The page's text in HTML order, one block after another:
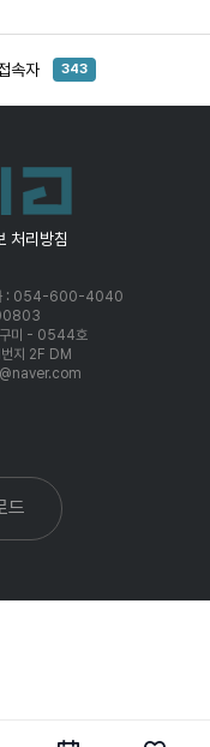
속자 343
처리방침
: 054-600-4040
구미 - 0544호
번지 2F DM
드